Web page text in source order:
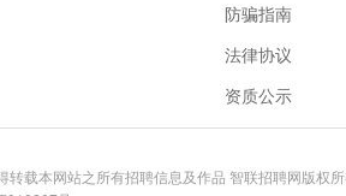
防骗指南
法律协议
资质公示
转载本网站之所有招聘信息及作品 智联招聘网版权